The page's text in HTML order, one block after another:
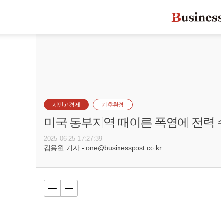
시민과경제 기후환경
미국 동부지역 때이른 폭염에 전력
2025-06-25 17:27:39
김용원 기자 - one@businesspost.co.kr